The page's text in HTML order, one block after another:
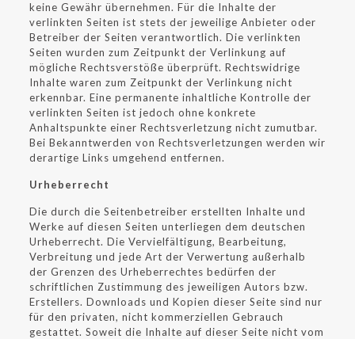
keine Gewähr übernehmen. Für die Inhalte der
verlinkten Seiten ist stets der jeweilige Anbieter oder
Betreiber der Seiten verantwortlich. Die verlinkten
Seiten wurden zum Zeitpunkt der Verlinkung auf
mögliche Rechtsverstöße überprüft. Rechtswidrige
Inhalte waren zum Zeitpunkt der Verlinkung nicht
erkennbar. Eine permanente inhaltliche Kontrolle der
verlinkten Seiten ist jedoch ohne konkrete
Anhaltspunkte einer Rechtsverletzung nicht zumutbar.
Bei Bekanntwerden von Rechtsverletzungen werden wir
derartige Links umgehend entfernen.
Urheberrecht
Die durch die Seitenbetreiber erstellten Inhalte und
Werke auf diesen Seiten unterliegen dem deutschen
Urheberrecht. Die Vervielfältigung, Bearbeitung,
Verbreitung und jede Art der Verwertung außerhalb
der Grenzen des Urheberrechtes bedürfen der
schriftlichen Zustimmung des jeweiligen Autors bzw.
Erstellers. Downloads und Kopien dieser Seite sind nur
für den privaten, nicht kommerziellen Gebrauch
gestattet. Soweit die Inhalte auf dieser Seite nicht vom